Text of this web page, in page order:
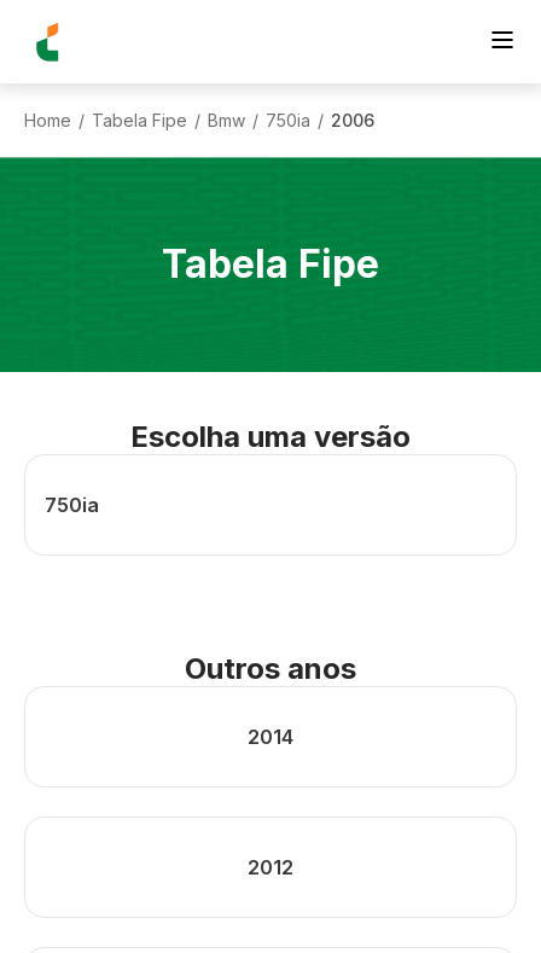
Home / Tabela Fipe / Bmw / 750ia / 2006
Tabela Fipe
Escolha uma versão
750ia
Outros anos
2014
2012